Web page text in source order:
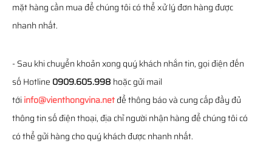
mặt hàng cần mua để chúng tôi có thể xử lý đơn hàng được
nhanh nhất.
- Sau khi chuyển khoản xong quý khách nhắn tin, gọi điện đến
số Hotline 0909.605.998 hoặc gửi mail
tớiinfo@vienthongvina.netđể thông báo và cung cấp đầy đủ
thông tin số điện thoại, địa chỉ người nhận hàng để chúng tôi có
có thể gửi hàng cho quý khách được nhanh nhất.